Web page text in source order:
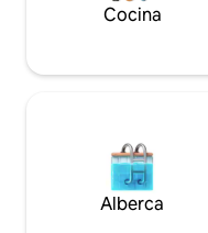
huéspedes pueden
estacionamiento de
pie.
Cocina
Alberca